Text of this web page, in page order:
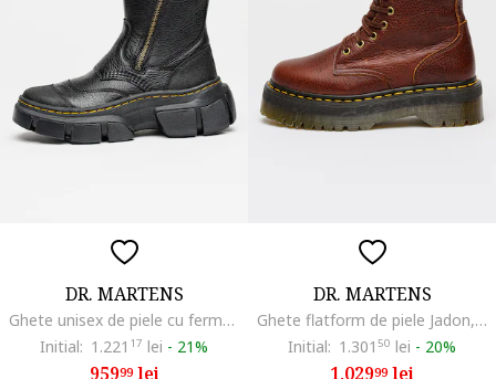
DR. MARTENS
Ghete unisex de piele cu fermoare duble DMXL, Negru
Initial: 1.221 17 lei - 21%
95999lei
DR. MARTENS
Ghete flatform de piele Jadon, Visiniu
Initial: 1.301 50 lei - 20%
1.02999lei